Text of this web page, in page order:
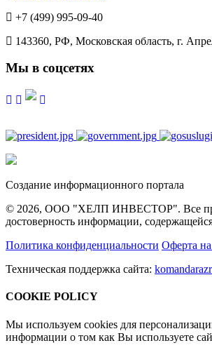
+7 (499) 995-09-40
143360, РФ, Московская область, г.
Мы в соцсетях
Создание информационного портала
© 2026, ООО "ХЕЛП ИНВЕСТОР". Все права
достоверность информации,
Политика конфиденциальности Оферта на
Техническая поддержка сайта:
COOKIE POLICY
Мы используем cookies для
информации о том как Вы используете